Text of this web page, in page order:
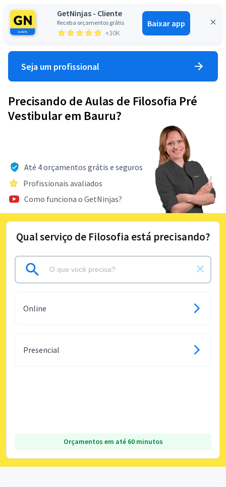
GetNinjas - Cliente
Receba orçamentos grátis
+30K
Baixar app
Entrar
Seja um profissional
Precisando de Aulas de Filosofia Pré
Vestibular em Bauru?
Até 4 orçamentos grátis e seguros
Profissionais avaliados
Como funciona o GetNinjas?
Qual serviço de Filosofia está precisando?
Online
Presencial
Orçamentos em até 60 minutos